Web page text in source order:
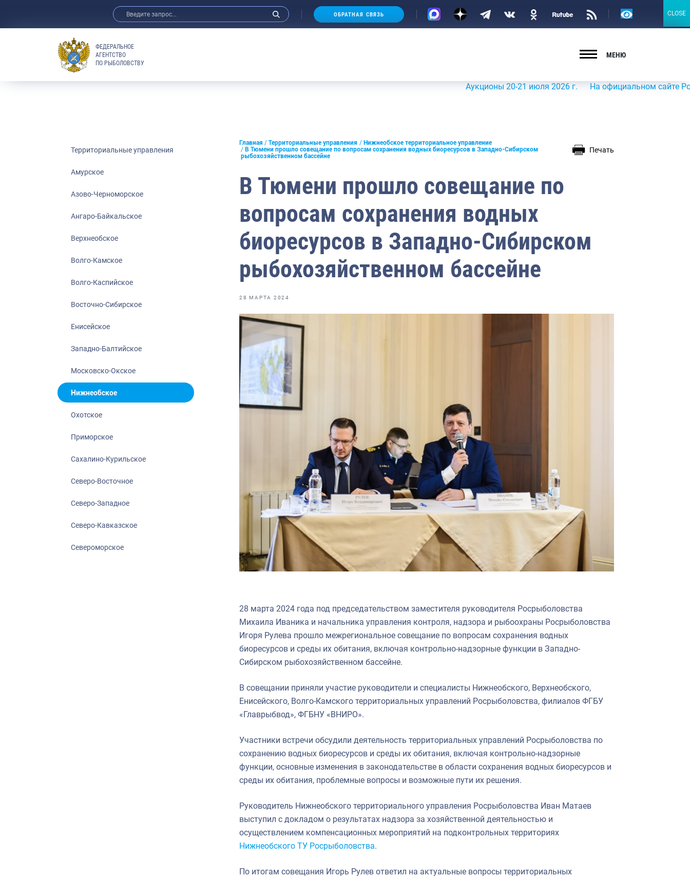
Азово-Черноморское
Волго-Каспийское
Московско-Окское
Сахалино-Курильское
Северо-Восточное
Северо-Западное
ОБРАТНАЯ СВЯЗЬ
Версия
ФЕДЕРАЛЬНОЕ
АГЕНТСТВО
ПО РЫБОЛОВСТВУ
МЕНЮ
Аукционы 20-21 июля 2026 г. На официальном сайте
Территориальные управления
Амурское
Азово-Черноморское
Ангаро-Байкальское
Верхнеобское
Волго-Камское
Волго-Каспийское
Восточно-Сибирское
Енисейское
Западно-Балтийское
Московско-Окское
Нижнеобское
Охотское
Приморское
Сахалино-Курильское
Северо-Восточное
Северо-Западное
Северо-Кавказское
Североморское
Главная Территориальные управления
Нижнеобское территориальное управление
В Тюмени прошло совещание по вопросам сохранения водных биоресурсов в Западно-Сибирском
рыбохозяйственном бассейне
Печать
В Тюмени прошло совещание по
вопросам сохранения водных
биоресурсов в Западно-Сибирском
рыбохозяйственном бассейне
28 МАРТА 2024
28 марта 2024 года под председательством заместителя руководителя Росрыболовства
Михаила Иваника и начальника управления контроля, надзора и рыбоохраны Росрыболовства
Игоря Рулева прошло межрегиональное совещание по вопросам сохранения водных
биоресурсов и среды их обитания, включая контрольно-надзорные функции в Западно-
Сибирском рыбохозяйственном бассейне.
В совещании приняли участие руководители и специалисты Нижнеобского, Верхнеобского,
Енисейского, Волго-Камского территориальных управлений Росрыболовства, филиалов ФГБУ
«Главрыбвод», ФГБНУ «ВНИРО».
Участники встречи обсудили деятельность территориальных управлений Росрыболовства по
сохранению водных биоресурсов и среды их обитания, включая контрольно-надзорные
функции, основные изменения в законодательстве в области сохранения водных биоресурсов и
среды их обитания, проблемные вопросы и возможные пути их решения.
Руководитель Нижнеобского территориального управления Росрыболовства Иван Матаев
выступил с докладом о результатах надзора за хозяйственной деятельностью и
осуществлением компенсационных мероприятий на подконтрольных территориях
Нижнеобского ТУ Росрыболовства.
По итогам совещания Игорь Рулев ответил на актуальные вопросы территориальных
CLOSE
CLOSE